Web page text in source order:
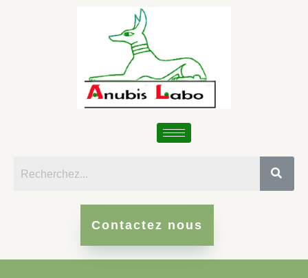
Contactez nous